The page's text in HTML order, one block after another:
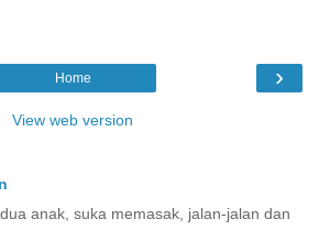
›
Home
View web version
anak, suka memasak, jalan-jalan dan